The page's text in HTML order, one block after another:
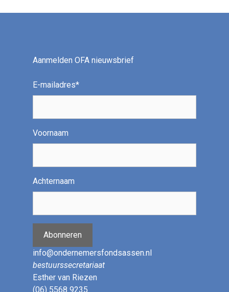
Aanmelden OFA nieuwsbrief
E-mailadres*
Voornaam
Achternaam
Abonneren
info@ondernemersfondsassen.nl
bestuurssecretariaat
Esther van Riezen
(06) 5568 9235